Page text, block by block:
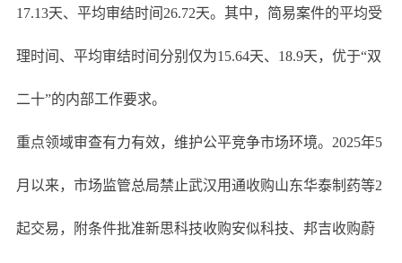
17.13天、平均审结时间26.72天。其中，简易案件的平均受
理时间、平均审结时间分别仅为15.64天、18.9天，优于“双
二十”的内部工作要求。
重点领域审查有力有效，维护公平竞争市场环境。2025年5
月以来，市场监管总局禁止武汉用通收购山东华泰制药等2
起交易，附条件批准新思科技收购安似科技、邦吉收购蔚